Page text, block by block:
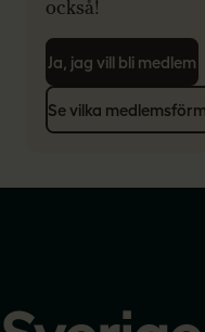
också!
Ja, jag vill bli medlem
Se vilka
startsidan